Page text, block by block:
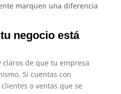
marquen una diferencia
negocio está
de que tu empresa
Si cuentas con
o ventas que se